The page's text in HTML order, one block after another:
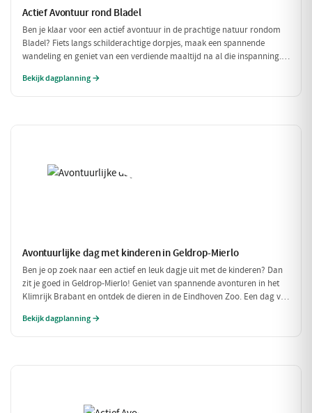
Actief Avontuur rond Bladel
Ben je klaar voor een actief avontuur in de prachtige natuur rondom
Bladel? Fiets langs schilderachtige dorpjes, maak een spannende
wandeling en geniet van een verdiende maaltijd na al die inspanning.
buiten zijn houdt!
Bekijk dagplanning →
Avontuurlijke dag met kinderen in Geldrop-Mierlo
Ben je op zoek naar een actief en leuk dagje uit met de kinderen? Dan
zit je goed in Geldrop-Mierlo! Geniet van spannende avonturen in het
Klimrijk Brabant en ontdek de dieren in de Eindhoven Zoo. Een dag vol
Bekijk dagplanning →